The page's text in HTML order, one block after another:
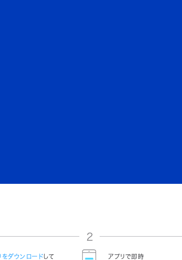
をダウンロードして
2
アプリで即時